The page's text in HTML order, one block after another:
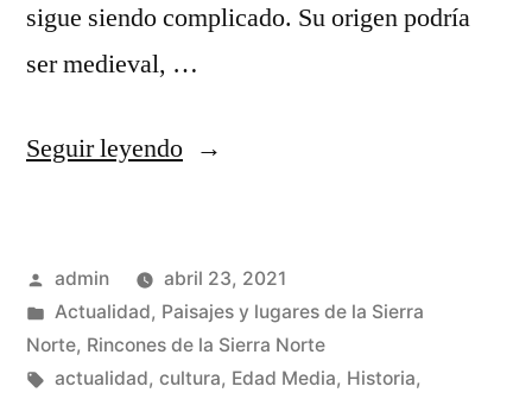
sigue siendo complicado. Su origen podría
ser medieval, …
Seguir leyendo«Robledo
lugar
abandonado»
Publicado
por
admin
abril 23, 2021
Publicado
en
Actualidad, Paisajes y lugares de la Sierra
Norte, Rincones de la Sierra Norte
Etiquetas:
actualidad, cultura, Edad Media, Historia,